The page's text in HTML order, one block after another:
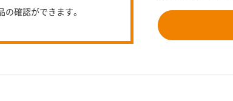
確認ができます。